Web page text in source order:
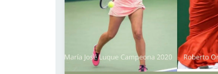
HERNANDO RUANO, J. 66
DE LA RIVA BUENO, P. 22
BERLANGA BANDERA, M. 32
WAGNER, N. 162